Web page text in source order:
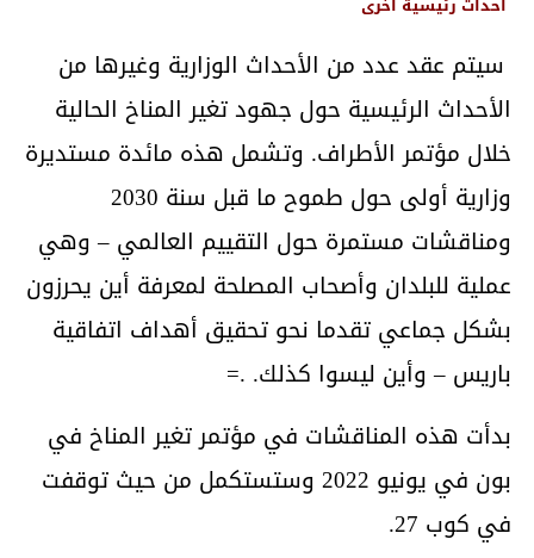
سيتم عقد عدد من الأحداث الوزارية وغيرها من
الأحداث الرئيسية حول جهود تغير المناخ الحالية
خلال مؤتمر الأطراف. وتشمل هذه مائدة مستديرة
وزارية أولى حول طموح ما قبل سنة 2030
ومناقشات مستمرة حول التقييم العالمي – وهي
عملية للبلدان وأصحاب المصلحة لمعرفة أين يحرزون
بشكل جماعي تقدما نحو تحقيق أهداف اتفاقية
باريس – وأين ليسوا كذلك. .=
بدأت هذه المناقشات في مؤتمر تغير المناخ في
بون في يونيو 2022 وستستكمل من حيث توقفت
في كوب 27.